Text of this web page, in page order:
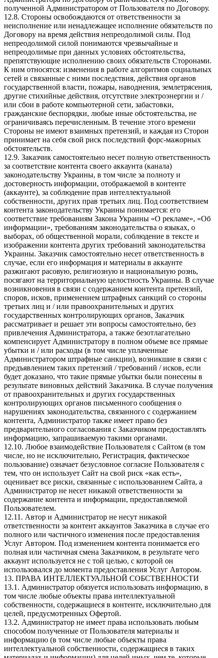
полученной Администратором от Пользователя по Договору.
12.8. Стороны освобождаются от ответственности за
неисполнение или ненадлежащее исполнение обязательств по
Договору на время действия непреодолимой силы. Под
непреодолимой силой понимаются чрезвычайные и
непреодолимые при данных условиях обстоятельства,
препятствующие исполнению своих обязательств Сторонами.
К ним относятся: изменения в работе алгоритмов социальных
сетей и связанные с ними последствия, действия органов
государственной власти, пожары, наводнения, землетрясения,
другие стихийные действия, отсутствие электроэнергии и /
или сбои в работе компьютерной сети, забастовки,
гражданские беспорядки, любые иные обстоятельства, не
ограничиваясь перечисленным. В течение этого времени
Стороны не имеют взаимных претензий, и каждая из Сторон
принимает на себя свой риск последствий форс-мажорных
обстоятельств.
12.9. Заказчик самостоятельно несет полную ответственность
за соответствие контента своего аккаунта (канала)
законодательству Украины, в том числе за полноту и
достоверность информации, отображаемой в контенте
(аккаунте), за соблюдение прав интеллектуальной
собственности, других прав третьих лиц. Под соответствием
контента законодательству Украины понимается: его
соответствие требованиям Закона Украины «О рекламе», «Об
информации», требованиям законодательства о языках, о
выборах, об общественной морали, соблюдение в тексте и
изображении контента других требований законодательства
Украины. Заказчик самостоятельно несет ответственность в
случае, если его информация и материалы в аккаунте
разжигают расовую, религиозную и национальную рознь,
посягают на территориальную целостность Украины. В случае
возникновения в связи с содержанием контента претензий,
споров, исков, применением штрафных санкций со стороны
третьих лиц и / или правоохранительных и других
государственных контролирующих органов, Заказчик
рассматривает и решает эти вопросы самостоятельно, без
привлечения Администратора, а также безотлагательно
компенсирует Администратору в полном объеме все прямые
убытки и / или расходы (в том числе уплаченные
Администратором штрафные санкции), возникшие в связи с
предъявлением таких претензий / требований / исков, если
будет доказано, что такие прямые убытки были понесены в
результате виновных действий Заказчика. В случае получения
от правоохранительных и других государственных
контролирующих органов письменного сообщения о
нарушениях законодательства, связанного с содержанием
контента, Администратор также имеет право без
предварительного согласования с Заказчиком предоставлять
информацию, запрашиваемую такими органами.
12.10. Любое взаимодействие Пользователя с Сайтом (в том
числе, но не исключительно, Регистрация, фактическое
пользование) означает безусловное согласие Пользователя с
тем, что он использует Сайт на свой риск «как есть»,
оценивает все риски, связанные с использованием Сайта, а
Администратор не несет никакой ответственности за
содержание контента и информации, предоставляемой
Пользователем.
12.11. Автор и Администратор не несут никакой
ответственности за контент аккаунтов Заказчика в случае его
полного или частичного изменения после предоставления
Услуг Автором. Под изменением контента понимается его
полная или частичная смена Заказчиком, в результате чего
аккаунт используется не с той целью, с которой он
использовался до момента предоставления Услуг Автором.
13. ПРАВА ИНТЕЛЛЕКТУАЛЬНОЙ СОБСТВЕННОСТИ
13.1. Администратор обязуется использовать информацию, в
том числе любые объекты права интеллектуальной
собственности, содержащиеся в контенте, исключительно для
целей, предусмотренных Офертой.
13.2. Администратор не имеет права использовать любым
способом полученные от Пользователя материалы и
информацию (в том числе любые объекты права
интеллектуальной собственности, содержащиеся в таких